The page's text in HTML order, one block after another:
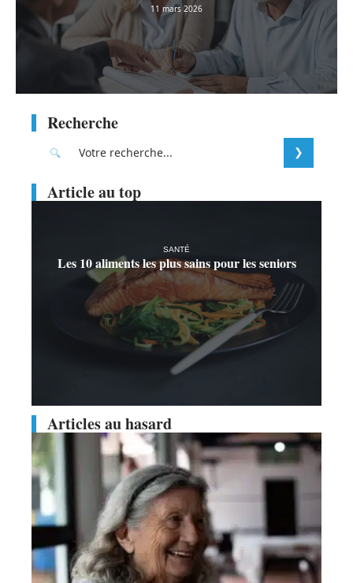
11 mars 2026
Recherche
Article au top
SANTÉ
Les 10 aliments les plus sains pour les seniors
Articles au hasard